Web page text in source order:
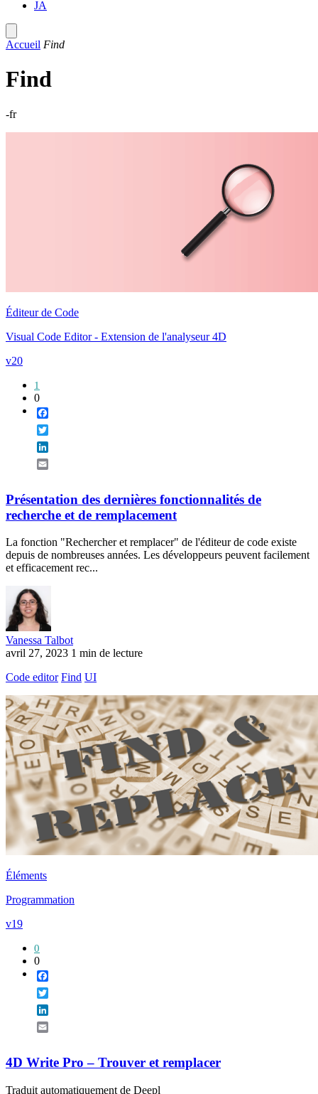
JA
Accueil Find
Find
-fr
Éditeur de Code
Visual Code Editor - Extension de l'analyseur 4D
v20
1
0
Présentation des dernières fonctionnalités de
recherche et de remplacement
La fonction "Rechercher et remplacer" de l'éditeur de code existe
depuis de nombreuses années. Les développeurs peuvent facilement
et efficacement rec...
Vanessa Talbot
avril 27, 2023 1 min de lecture
Code editor Find UI
Éléments
Programmation
v19
0
0
4D Write Pro – Trouver et remplacer
Traduit automatiquement de Deepl